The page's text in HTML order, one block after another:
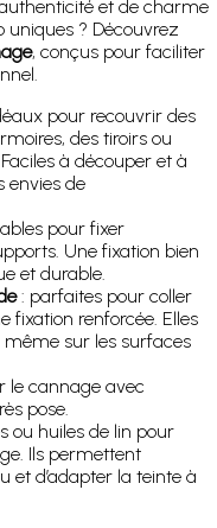
et de charme
uniques ? Découvrez
, conçus pour faciliter
pour recouvrir des
des tiroirs ou
à découper et à
envies de
pour fixer
Une fixation bien
et durable.
: parfaites pour coller
fixation renforcée. Elles
sur les surfaces
le cannage avec
pose.
ou huiles de lin pour
Ils permettent
et d’adapter la teinte à